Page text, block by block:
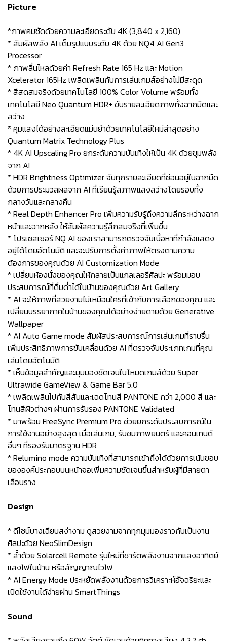
Picture
*ภาพคมชัดด้วยความละเอียดระดับ 4K (3,840 x 2,160)
* สัมผัสพลัง AI เต็มรูปแบบระดับ 4K ด้วย NQ4 AI Gen3
Processor
* ภาพลื่นไหลด้วยค่า Refresh Rate 165 Hz และ Motion
Xcelerator 165Hz เพลิดเพลินกับการเล่นเกมส์อย่างไม่มีสะดุด
* สีสดสมจริงด้วยเทคโนโลยี 100% Color Volume พร้อมทั้ง
เทคโนโลยี Neo Quantum HDR+ ขับรายละเอียดภาพทั้งฉากมืดและ
สว่าง
* คุมแสงได้อย่างละเอียดแม่นยำด้วยเทคโนโลยีใหม่ล่าสุดอย่าง
Quantum Matrix Technology Plus
* 4K AI Upscaling Pro ยกระดับความบันเทิงให้เป็น 4K ด้วยขุมพลัง
จาก AI
* HDR Brightness Optimizer จับทุกรายละเอียดที่ซ่อนอยู่ในฉากมืด
ด้วยการประมวลผลจาก AI ที่เรียนรู้สภาพแสงสว่างโดยรอบทั้ง
กลางวันและกลางคืน
* Real Depth Enhancer Pro เพิ่มความรับรู้ถึงความลึกระหว่างฉาก
หน้าและฉากหลัง ให้สัมผัสความรู้สึกสมจริงที่เพิ่มขึ้น
* โปรเซสเซอร์ NQ AI ของเราสามารถตรวจจับเนื้อหาที่กำลังแสดง
อยู่ได้โดยอัตโนมัติ และจะปรับการตั้งค่าภาพให้ตรงตามความ
ต้องการของคุณด้วย AI Customization Mode
* เปลี่ยนห้องนั่งของคุณให้กลายเป็นแกลเลอรีศิลปะ พร้อมมอบ
ประสบการณ์ที่ดื่มด่ำได้ในบ้านของคุณด้วย Art Gallery
* AI จะให้ภาพที่สวยงามไม่เหมือนใครที่เข้ากับการเลือกของคุณ และ
เปลี่ยนบรรยากาศในบ้านของคุณได้อย่างง่ายดายด้วย Generative
Wallpaper
* AI Auto Game mode สัมผัสประสบการณ์การเล่นเกมที่ราบรื่น
เพิ่มประสิทธิภาพการขับเคลื่อนด้วย AI ที่ตรวจจับประเภทเกมที่คุณ
เล่นโดยอัตโนมัติ
* เห็นข้อมูลสำคัญและมุมมองชัดเจนในโหมดเกมส์ด้วย Super
Ultrawide GameView & Game Bar 5.0
* เพลิดเพลินไปกับสีสันและเฉดโทนสี PANTONE กว่า 2,000 สี และ
โทนสีผิวต่างๆ ผ่านการรับรอง PANTONE Validated
* มาพร้อม FreeSync Premium Pro ช่วยยกระดับประสบการณ์ใน
การใช้งานอย่างสูงสุด เมื่อเล่นเกม, รับชมภาพยนตร์ และคอนเทนต์
อื่นๆ ที่รองรับมาตรฐาน HDR
* Relumino mode ความบันเทิงที่สามารถเข้าถึงได้ด้วยการเน้นขอบ
ขององค์ประกอบบนหน้าจอเพิ่มความชัดเจนขึ้นสำหรับผู้ที่มีสายตา
เลือนราง
Design
* ดีไซน์บางเฉียบสง่างาม ดูสวยงามจากทุกมุมมองราวกับเป็นงาน
ศิลปะด้วย NeoSlimDesign
* ล้ำด้วย Solarcell Remote รุ่นใหม่ที่ชาร์ตพลังงานจากแสงอาทิตย์
แสงไฟในบ้าน หรือสัญญาณไวไฟ
* AI Energy Mode ประหยัดพลังงานด้วยการวิเคราะห์อัจฉริยะและ
เปิดใช้งานได้ง่ายผ่าน SmartThings
Sound